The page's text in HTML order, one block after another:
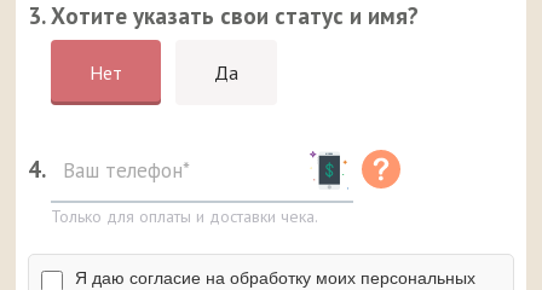
3. Хотите указать свои статус и имя?
Нет Да
4.
Только для оплаты и доставки чека.
Я даю согласие на обработку моих персональных